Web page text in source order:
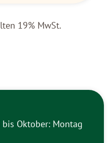
19% MwSt.
Oktober: Montag